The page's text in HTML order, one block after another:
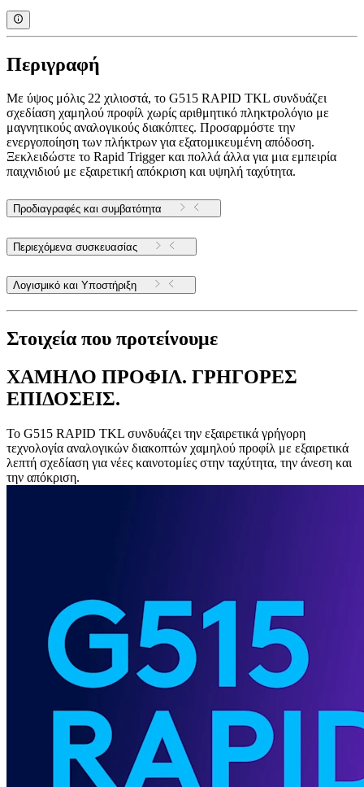
Περιγραφή
Με ύψος μόλις 22 χιλιοστά, το G515 RAPID TKL συνδυάζει
σχεδίαση χαμηλού προφίλ χωρίς αριθμητικό πληκτρολόγιο με
μαγνητικούς αναλογικούς διακόπτες. Προσαρμόστε την
ενεργοποίηση των πλήκτρων για εξατομικευμένη απόδοση.
Ξεκλειδώστε το Rapid Trigger και πολλά άλλα για μια εμπειρία
παιχνιδιού με εξαιρετική απόκριση και υψηλή ταχύτητα.
Προδιαγραφές και συμβατότητα
Περιεχόμενα συσκευασίας
Λογισμικό και Υποστήριξη
Στοιχεία που προτείνουμε
ΧΑΜΗΛΟ ΠΡΟΦΙΛ. ΓΡΗΓΟΡΕΣ
ΕΠΙΔΟΣΕΙΣ.
Το G515 RAPID TKL συνδυάζει την εξαιρετικά γρήγορη
τεχνολογία αναλογικών διακοπτών χαμηλού προφίλ με εξαιρετικά
λεπτή σχεδίαση για νέες καινοτομίες στην ταχύτητα, την άνεση και
την απόκριση.